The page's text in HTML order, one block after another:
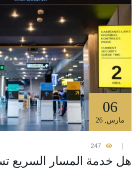
06
مارس
247
هل خدمة المسار السريع